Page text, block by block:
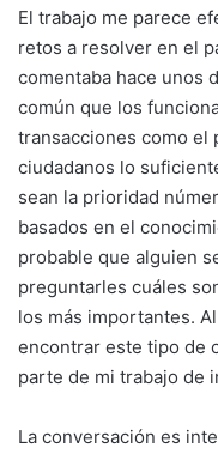
El trabajo me parece
retos a resolver en el
comentaba hace unos
común que los
transacciones como el
ciudadanos lo
sean la prioridad
basados en el
probable que alguien
preguntarles cuáles
los más importantes.
encontrar este tipo de
parte de mi trabajo de
La conversación es